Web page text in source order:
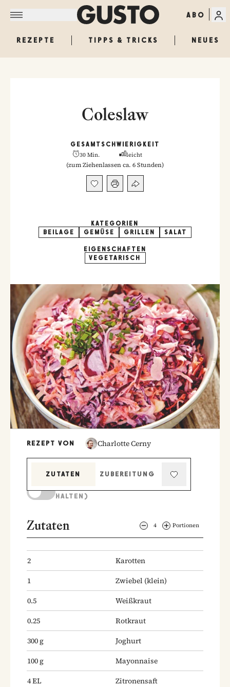
ABO
REZEPTE TIPPS & TRICKS NEUES
Coleslaw
GESAMT
30 Min.
SCHWIERIGKEIT
leicht
(zum Ziehenlassen ca. 6 Stunden)
KATEGORIEN
BEILAGE
GEMÜSE GRILLEN SALAT
EIGENSCHAFTEN
VEGETARISCH
REZEPT VON Charlotte Cerny
ZUTATEN
ZUBEREITUNG
HALTEN)
Zutaten 4 Portionen
2
Karotten
1
Zwiebel (klein)
0.5
Weißkraut
0.25
Rotkraut
300g
Joghurt
100g
Mayonnaise
4EL
Zitronensaft